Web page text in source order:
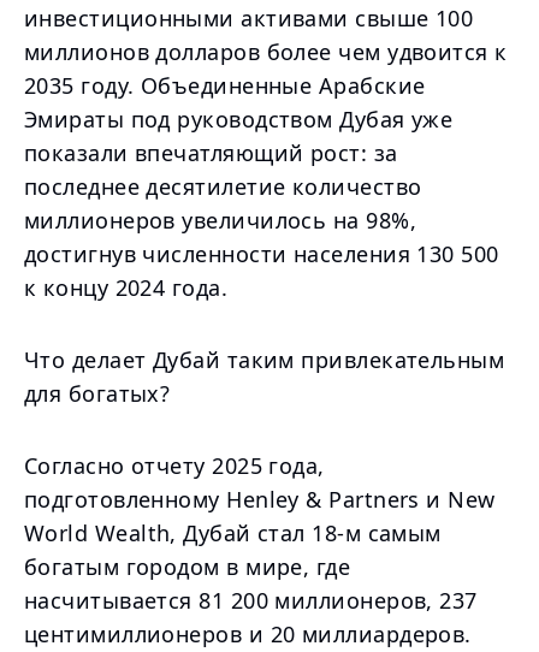
инвестиционными активами свыше 100
миллионов долларов более чем удвоится к
2035 году. Объединенные Арабские
Эмираты под руководством Дубая уже
показали впечатляющий рост: за
последнее десятилетие количество
миллионеров увеличилось на 98%,
достигнув численности населения 130 500
к концу 2024 года.
Что делает Дубай таким привлекательным
для богатых?
Согласно отчету 2025 года,
подготовленному Henley & Partners и New
World Wealth, Дубай стал 18-м самым
богатым городом в мире, где
насчитывается 81 200 миллионеров, 237
центимиллионеров и 20 миллиардеров.